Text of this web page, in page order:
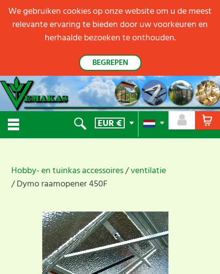
EUR€
Hobby- en tuinkas accessoires ventilatie
Dymo raamopener 450F
We gebruiken cookies op onze website om u de meest
relevante ervaring te bieden door uw voorkeuren en
herhaalde bezoeken te onthouden.
BEGREPEN